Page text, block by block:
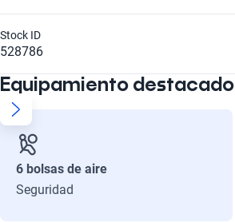
528786
Stock ID
Equipamiento destacado
6 bolsas de aire
Seguridad